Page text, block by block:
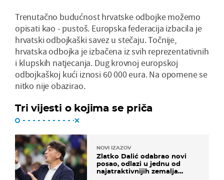
Trenutačno budućnost hrvatske odbojke možemo
opisati kao - pustoš. Europska federacija izbacila je
hrvatski odbojkaški savez u stečaju. Točnije,
hrvatska odbojka je izbačena iz svih reprezentativnih
i klupskih natjecanja. Dug krovnoj europskoj
odbojkaškoj kući iznosi 60 000 eura. Na opomene se
nitko nije obazirao.
Tri vijesti o kojima se priča
NOVI IZAZOV
Zlatko Dalić odabrao novi
posao, odlazi u jednu od
najatraktivnijih zemalja